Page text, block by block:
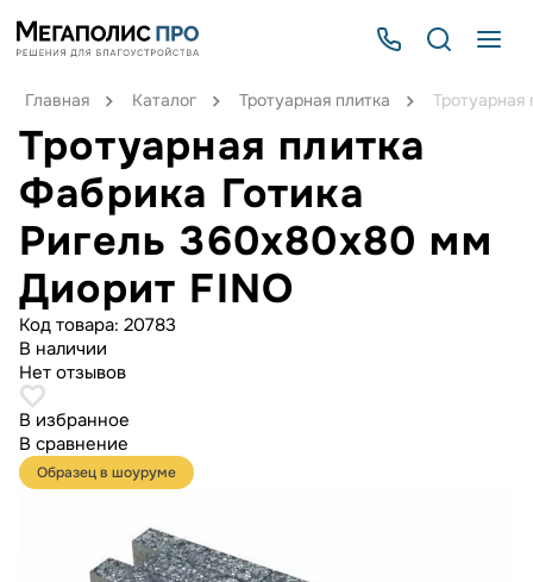
Главная Каталог Тротуарная плитка
Тротуарная плитка
Фабрика Готика
Ригель 360х80х80 мм
Диорит FINO
Код товара: 20783
В наличии
Нет отзывов
В избранное
В сравнение
Образец в шоуруме